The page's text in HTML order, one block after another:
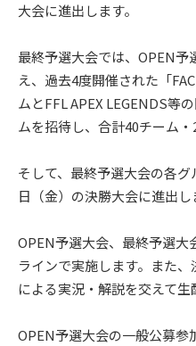
大会に進出します。
最終予選大会では、OPEN
え、過去4度開催された「
ムとFFL APEX LEGENDS等
ムを招待し、合計40チーム・
そして、最終予選大会の各
日（金）の決勝大会に進出し
OPEN予選大会、最終予選大
ラインで実施します。また
による実況・解説を交えて生
OPEN予選大会の一般公募参